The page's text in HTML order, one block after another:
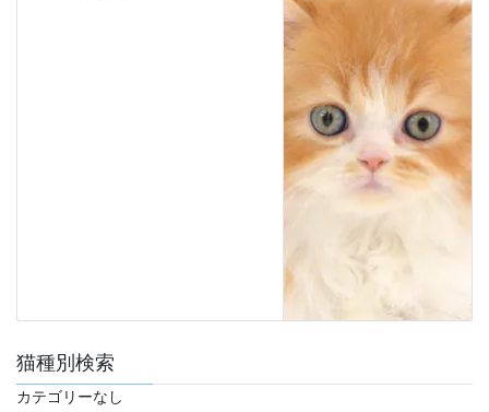
猫種別検索
カテゴリーなし